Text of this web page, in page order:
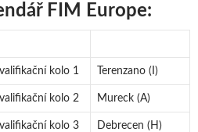
FIM Europe:
kolo 1 Terenzano (I)
kolo 2 Mureck (A)
kolo 3 Debrecen (H)